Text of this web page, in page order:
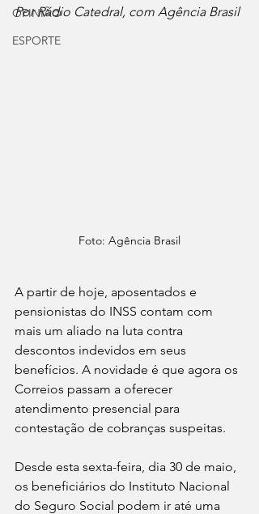
OPINIÃO
ESPORTE
Por Rádio Catedral, com Agência Brasil
Foto: Agência Brasil
A partir de hoje, aposentados e
pensionistas do INSS contam com
mais um aliado na luta contra
descontos indevidos em seus
benefícios. A novidade é que agora os
Correios passam a oferecer
atendimento presencial para
contestação de cobranças suspeitas.
Desde esta sexta-feira, dia 30 de maio,
os beneficiários do Instituto Nacional
do Seguro Social podem ir até uma